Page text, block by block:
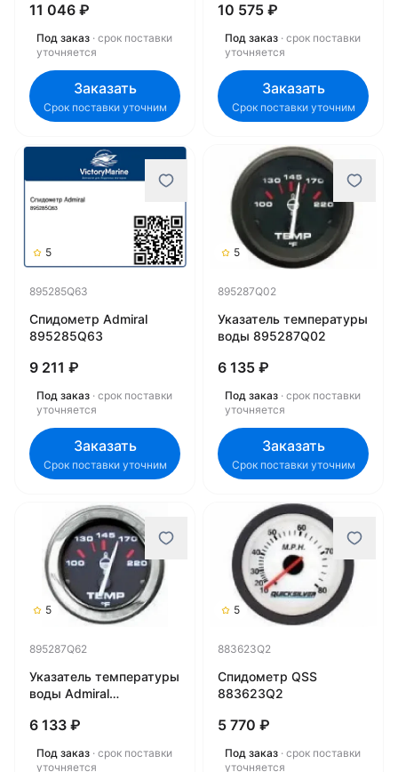
11 046 ₽
Под заказ · срок поставки
уточняется
Заказать
Срок поставки уточним
10 575 ₽
Под заказ · срок поставки
уточняется
Заказать
Срок поставки уточним
5
895285Q63
Спидометр Admiral
895285Q63
9 211 ₽
Под заказ · срок поставки
уточняется
Заказать
Срок поставки уточним
5
895287Q02
Указатель температуры
воды 895287Q02
6 135 ₽
Под заказ · срок поставки
уточняется
Заказать
Срок поставки уточним
5
895287Q62
Указатель температуры
воды Admiral
6 133 ₽
Под заказ · срок поставки
уточняется
5
883623Q2
Спидометр QSS
883623Q2
5 770 ₽
Под заказ · срок поставки
уточняется